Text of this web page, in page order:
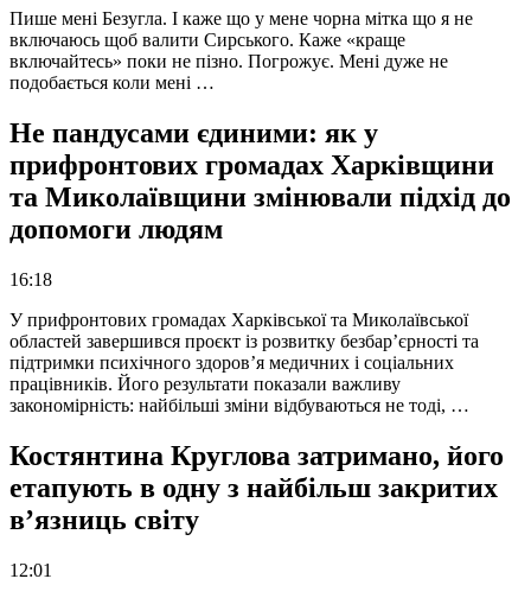
Пише мені Безугла. І каже що у мене чорна мітка що я не
включаюсь щоб валити Сирського. Каже «краще
включайтесь» поки не пізно. Погрожує. Мені дуже не
подобається коли мені …
Не пандусами єдиними: як у
прифронтових громадах Харківщини
та Миколаївщини змінювали підхід до
допомоги людям
16:18
У прифронтових громадах Харківської та Миколаївської
областей завершився проєкт із розвитку безбар’єрності та
підтримки психічного здоров’я медичних і соціальних
працівників. Його результати показали важливу
закономірність: найбільші зміни відбуваються не тоді, …
Костянтина Круглова затримано, його
етапують в одну з найбільш закритих
в’язниць світу
12:01